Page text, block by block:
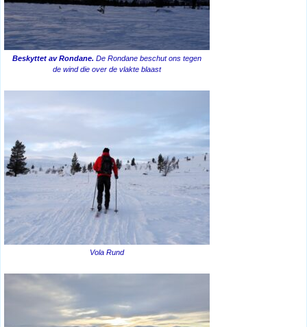
Beskyttet av Rondane. De Rondane beschut ons tegen
de wind die over de vlakte blaast
Vola Rund